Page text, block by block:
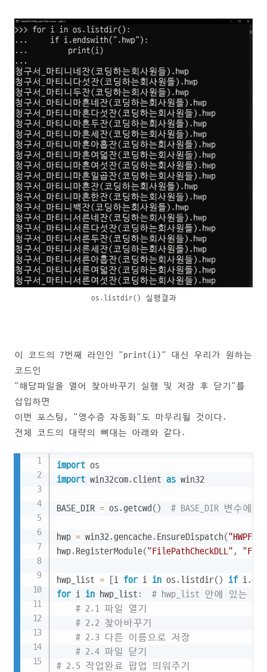
os.listdir() 실행결과
이 코드의 7번째 라인인 "print(i)" 대신 우리가 원하는
코드인
"해당파일을 열어 찾아바꾸기 실행 및 저장 후 닫기"를
삽입하면
이번 포스팅, "영수증 자동화"도 마무리될 것이다.
전체 코드의 대략의 뼈대는 아래와 같다.
import
import win32com. client as win32
BASE_DIR = os.getcwd() # BASE_DIR 변수에
hwp = win32.gencache. EnsureDispatch(
hwp. RegisterModule("FilePathCheckDLL" ,
hwp_list = [i for i in os. listdir() if i.
for i in hwp_list :
# hwp_list 안에 있는 원
# 2.1 파일 열기
# 2.2 찾아바꾸기
# 2.3 다른 이름으로 저장
# 2.4 파일 닫기
# 2.5 작업완료 팝업 띄워주기